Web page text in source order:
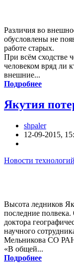
Различия во
обусловлены не
работе старых.
При всём сходстве
человеком вряд ли
внешние...
Подробнее
Якутия
shpaler
12-09-2015,
Новости технологий
Высота ледников
последние
доктора
научного
Мельникова СО
«В общей...
Подробнее